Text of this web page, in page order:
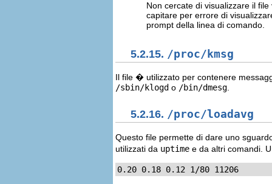
Non cercate di visualizzare il
capitare per errore di
prompt della linea di comando.
5.2.15. /proc/kmsg
Il file � utilizzato per contenere
/sbin/klogd o /bin/dmesg
5.2.16. /proc/loadavg
Questo file permette di dare uno
utilizzati da uptime e da altri comandi.
0.20 0.18 0.12 1/80 11206